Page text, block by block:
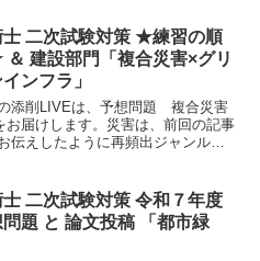
う、ご存じのこととは思います
が持つ「防災」、...
士 二次試験対策 ★練習の順
建設部門「複合災害×グリ
ンフラ」
添削LIVEは、予想問題 複合災害
お届けします。災害は、前回の記事
伝えしたように再頻出ジャンルで
す。そんな、重要なテーマです
項はいかに？
二次試験対策 令和７年度
題 と 論文投稿 「都市緑